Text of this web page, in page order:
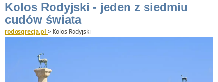
Kolos Rodyjski - jeden z siedmiu
cudów świata
rodosgrecja.pl > Kolos Rodyjski